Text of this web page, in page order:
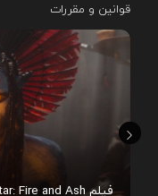
قوانین و مقررات